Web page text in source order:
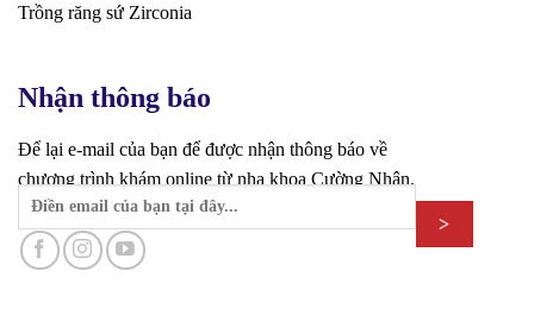
Trồng răng sứ Zirconia
Nhận thông báo
Để lại e-mail của bạn để được nhận thông báo về
chương trình khám online từ nha khoa Cường Nhân.